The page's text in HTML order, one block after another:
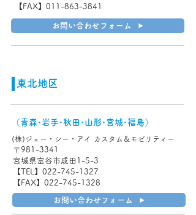
【FAX】011-863-3841
お問い合わせフォーム
​東北地区
（青森･岩手･秋田･山形･宮城･福島）
(株)ジェー・シー・アイ カスタム＆モビリティー
〒981-3341
宮城県富谷市成田1-5-3
【TEL】022-745-1327
【FAX】022-745-1328
お問い合わせフォーム